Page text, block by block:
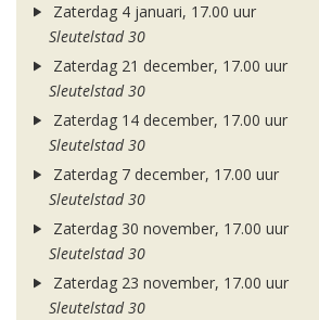
Zaterdag 4 januari, 17.00 uur
Sleutelstad 30
Zaterdag 21 december, 17.00 uur
Sleutelstad 30
Zaterdag 14 december, 17.00 uur
Sleutelstad 30
Zaterdag 7 december, 17.00 uur
Sleutelstad 30
Zaterdag 30 november, 17.00 uur
Sleutelstad 30
Zaterdag 23 november, 17.00 uur
Sleutelstad 30